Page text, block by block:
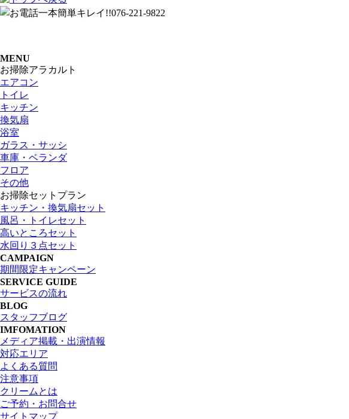
MENU
お掃除アラカルト
エアコン
トイレ
キッチン
換気扇
浴室
ガラス・サッシ
車庫・ベランダ
フロア
その他
お掃除セットプラン
キッチン・換気扇セット
風呂・トイレセット
高いところセット
水回り３点セット
CAMPAIGN
期間限定キャンペーン
SERVICE GUIDE
サービスの流れ
BLOG
スタッフブログ
IMFOMATION
メディア掲載・出演情報
対応エリア
よくある質問
注意事項
クリームとは
ご予約・お問合せ
サイトマップ